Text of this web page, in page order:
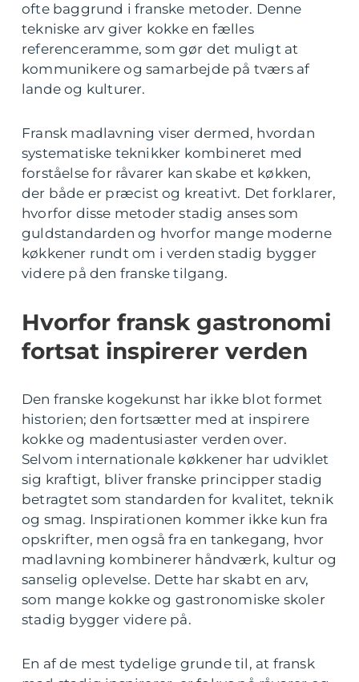
ofte baggrund i franske metoder. Denne
tekniske arv giver kokke en fælles
referenceramme, som gør det muligt at
kommunikere og samarbejde på tværs af
lande og kulturer.
Fransk madlavning viser dermed, hvordan
systematiske teknikker kombineret med
forståelse for råvarer kan skabe et køkken,
der både er præcist og kreativt. Det forklarer,
hvorfor disse metoder stadig anses som
guldstandarden og hvorfor mange moderne
køkkener rundt om i verden stadig bygger
videre på den franske tilgang.
Hvorfor fransk gastronomi
fortsat inspirerer verden
Den franske kogekunst har ikke blot formet
historien; den fortsætter med at inspirere
kokke og madentusiaster verden over.
Selvom internationale køkkener har udviklet
sig kraftigt, bliver franske principper stadig
betragtet som standarden for kvalitet, teknik
og smag. Inspirationen kommer ikke kun fra
opskrifter, men også fra en tankegang, hvor
madlavning kombinerer håndværk, kultur og
sanselig oplevelse. Dette har skabt en arv,
som mange kokke og gastronomiske skoler
stadig bygger videre på.
En af de mest tydelige grunde til, at fransk